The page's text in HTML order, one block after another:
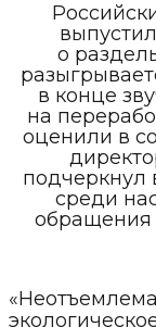
о
в конце
на
оценили в
подчеркнул
среди